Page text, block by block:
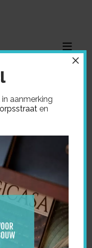
18
CONTACT
aanmerking
en
×